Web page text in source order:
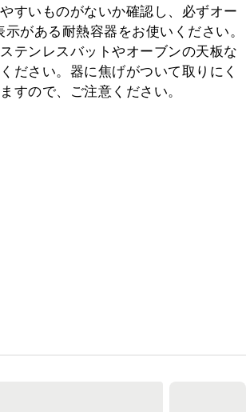
すいものがないか確認し、必ずオー
がある耐熱容器をお使いください。
テンレスバットやオーブンの天板な
ださい。器に焦げがついて取りにく
すので、ご注意ください。